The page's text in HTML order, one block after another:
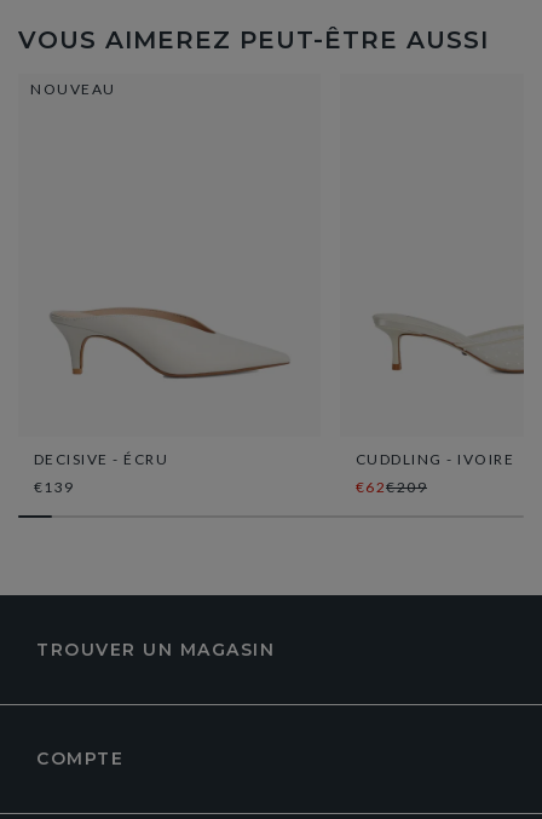
VOUS AIMEREZ PEUT-ÊTRE AUSSI
NOUVEAU
DECISIVE - ÉCRU
€139
CUDDLING - IVOIRE
€62€209
TROUVER UN MAGASIN
COMPTE